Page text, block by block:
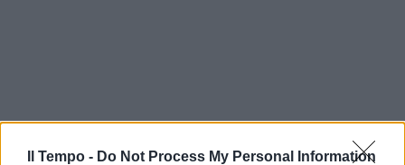
Il Tempo - Do Not Process My Personal Information